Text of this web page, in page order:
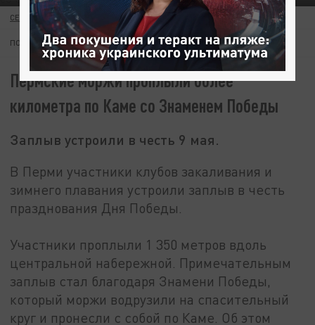
СЕРГЕЙ СТОЛБОВ 10 МАЯ 12:35
ПОДПИШИТЕСЬ:
Пермские моржи проплыли более
километра по Каме со Знаменем Победы
Заплыв устроили в честь 9 мая.
В Перми участники клубов закаливания и
зимнего плавания устроили заплыв в честь
празднования Дня Победы.
Участники проплыли 1 350 метров вдоль
центральной набережной. Примечательным
заплыв стал благодаря Знамени Победы,
который моржи водрузили на спасительный
круг и пронесли с собой по Каме. Об этом